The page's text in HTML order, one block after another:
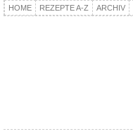
HOME REZEPTE A-Z ARCHIV